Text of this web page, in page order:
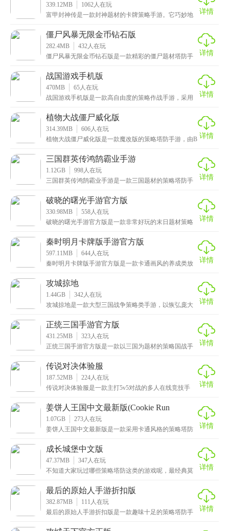
339.12MB 1062 人在玩
富甲封神传是一款封神题材的卡牌策略手游。它巧妙地
带来
详情
僵尸风暴无限金币钻石版
282.4MB 432 人在玩
僵尸风暴无限金币钻石版是一款精彩的僵尸题材塔防手
卡内
详情
战国游戏手机版
470MB 65 人在玩
战国游戏手机版是一款高自由度的策略作战手游，采用
饰、风
详情
植物大战僵尸威化版
314.39MB 606 人在玩
植物大战僵尸威化版是一款魔改版的策略塔防手游，由B 详情
三国群英传鸿鹄霸业手游
1.12GB 998 人在玩
三国群英传鸿鹄霸业手游是一款三国题材的策略塔防手
募各
详情
破晓的曙光手游官方版
330.98MB 558 人在玩
破晓的曙光手游官方版是一款非常好玩的末日题材策略
来休
详情
秦时明月卡牌版手游官方版
597.11MB 644 人在玩
秦时明月卡牌版手游官方版是一款卡通画风的养成类放
还原
详情
攻城掠地
1.44GB 342 人在玩
攻城掠地是一款大型三国战争策略类手游，以恢弘庞大
玩家
详情
正统三国手游官方版
431.25MB 323 人在玩
正统三国手游官方版是一款以三国为题材的策略国战手
家重
详情
传说对决体验服
187.52MB 224 人在玩
传说对决体验服是一款主打5v5对战的多人在线竞技手
详情
姜饼人王国中文最新版(Cookie Run
Kingdom)
1.07GB 273 人在玩
姜饼人王国中文最新版是一款采用卡通风格的策略塔防
面上
详情
成长城堡中文版
47.37MB 347 人在玩
不知道大家玩过哪些策略塔防这类的游戏呢，最经典莫
城堡
详情
最后的原始人手游折扣版
382.87MB 111 人在玩
最后的原始人手游折扣版是一款趣味十足的策略塔防手
的音
详情